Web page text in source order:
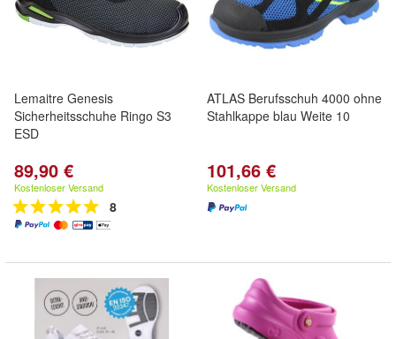
Lemaitre Genesis
Sicherheitsschuhe Ringo S3
ESD
89,90 €
Kostenloser Versand
8
ATLAS Berufsschuh 4000 ohne
Stahlkappe blau Weite 10
101,66 €
Kostenloser Versand